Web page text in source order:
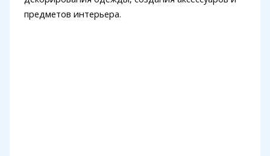
предметов интерьера.